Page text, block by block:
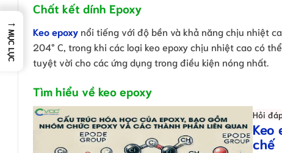
Chất kết dính Epoxy
Keo epoxy nổi tiếng với độ bền và khả năng chịu nhiệt
204° C, trong khi các loại keo epoxy chịu nhiệt cao có
tuyệt vời cho các ứng dụng trong điều kiện nóng nhất.
Tìm hiểu về keo epoxy
Hỏi
Keo
chế
→
MỤC LỤC